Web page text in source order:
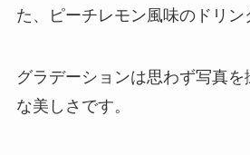
た、ピーチレモン風味のドリン
グラデーションは思わず写真を
な美しさです。